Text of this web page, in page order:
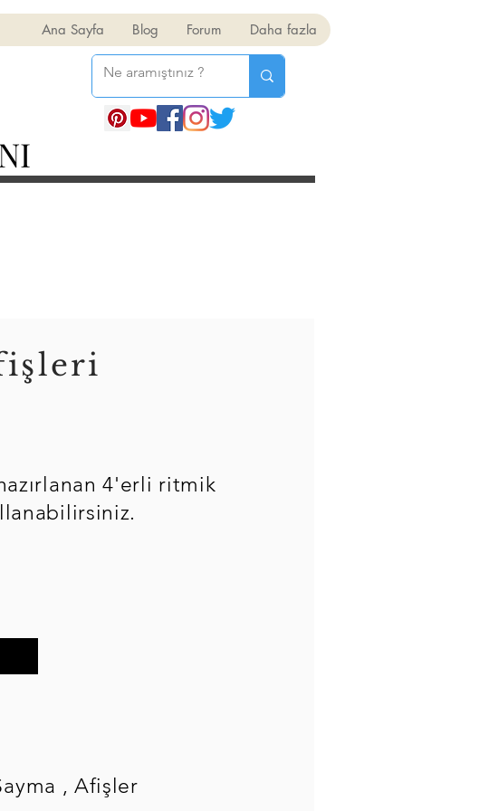
Ana Sayfa Blog Forum Daha fazla
4'erli ritmik
, Afişler